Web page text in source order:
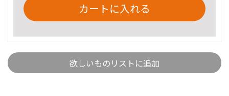
カートに入れる
欲しいものリストに追加